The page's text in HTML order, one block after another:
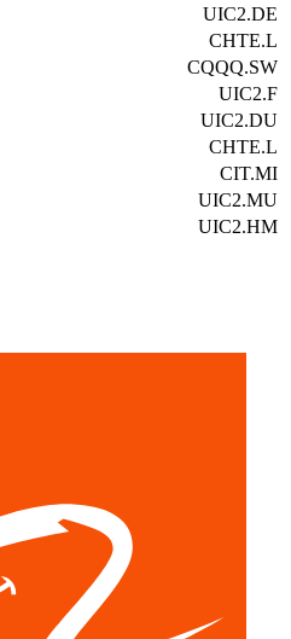
UIC2.DE
CHTE.L
CQQQ.SW
UIC2.F
UIC2.DU
CHTE.L
CIT.MI
UIC2.MU
UIC2.HM